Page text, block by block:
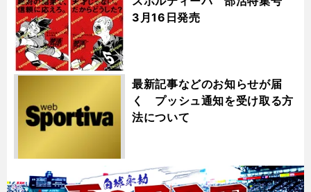
3月16日発売
最新記事などのお知らせが届
く プッシュ通知を受け取る方
法について